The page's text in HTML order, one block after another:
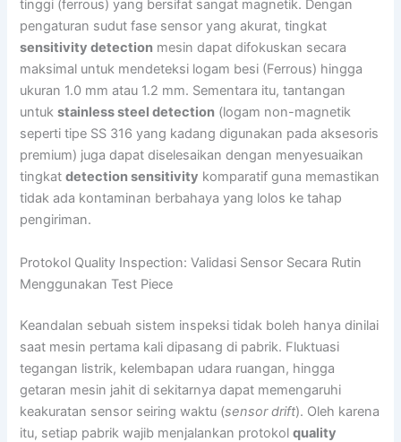
tinggi (ferrous) yang bersifat sangat magnetik. Dengan
pengaturan sudut fase sensor yang akurat, tingkat
sensitivity detection mesin dapat difokuskan secara
maksimal untuk mendeteksi logam besi (Ferrous) hingga
ukuran 1.0 mm atau 1.2 mm. Sementara itu, tantangan
untukstainless steel detection (logam non-magnetik
seperti tipe SS 316 yang kadang digunakan pada aksesoris
premium) juga dapat diselesaikan dengan menyesuaikan
tingkatdetection sensitivity komparatif guna memastikan
tidak ada kontaminan berbahaya yang lolos ke tahap
pengiriman.
Protokol Quality Inspection: Validasi Sensor Secara Rutin
Menggunakan Test Piece
Keandalan sebuah sistem inspeksi tidak boleh hanya dinilai
saat mesin pertama kali dipasang di pabrik. Fluktuasi
tegangan listrik, kelembapan udara ruangan, hingga
getaran mesin jahit di sekitarnya dapat memengaruhi
keakuratan sensor seiring waktu (sensor drift). Oleh karena
itu, setiap pabrik wajib menjalankan protokolquality